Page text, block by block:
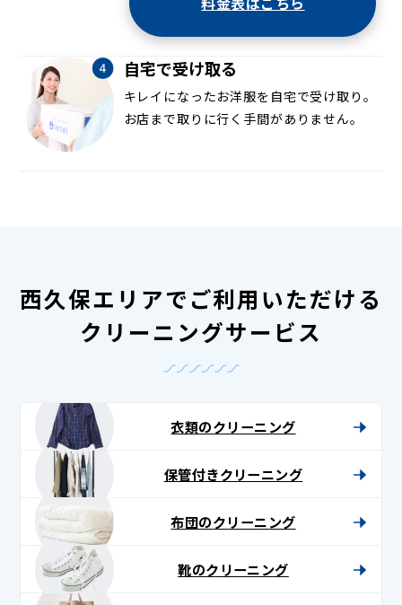
自宅で受け取る
キレイになったお洋服を自宅で受け取り。
お店まで取りに行く手間がありません。
西久保エリアでご利用いただける
クリーニングサービス
衣類のクリーニング
保管付きクリーニング
布団のクリーニング
靴のクリーニング